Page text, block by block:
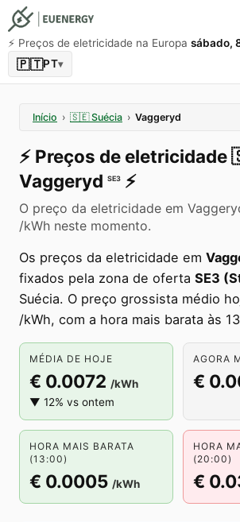
⚡️ Preços de eletricidade na Europa sábado,
🇵🇹PT▾
Início › 🇸🇪 Suécia › Vaggeryd
⚡️ Preços de eletricidade
Vaggeryd SE3 ⚡️
O preço da eletricidade em
/kWh neste momento.
Os preços da eletricidade em
fixados pela zona de oferta SE3
Suécia. O preço grossista médio
/kWh, com a hora mais barata às
MÉDIA DE HOJE
€ 0.0072 /kWh
▼ 12% vs ontem
AGORA
€
HORA MAIS BARATA
(13:00)
€ 0.0005 /kWh
HORA
(20:00)
€